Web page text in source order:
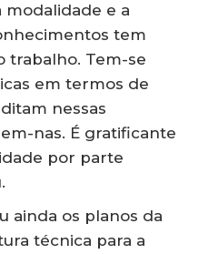
e a
tem
trabalho. Tem-se
em termos de
nessas
nas. É gratificante
por parte
ainda os planos da
técnica para a